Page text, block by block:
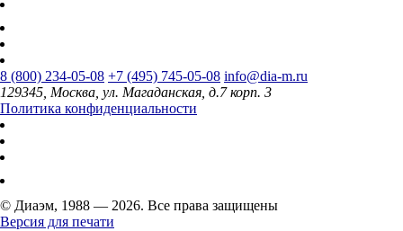
8 (800) 234-05-08 +7 (495) 745-05-08 info@dia-m.ru
129345, Москва, ул. Магаданская, д.7 корп. 3
Политика конфиденциальности
© Диаэм, 1988 — 2026. Все права защищены
Версия для печати